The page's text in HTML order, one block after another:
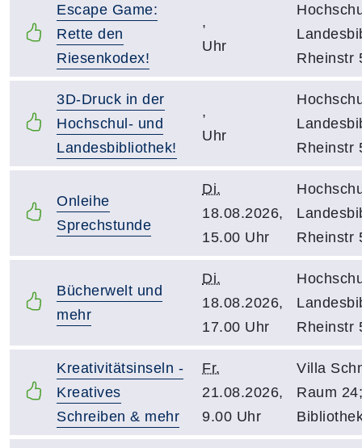
Escape Game:
Rette den
Riesenkodex!
,
Uhr
Rheinstr
3D-Druck in der
Hochschul- und
Landesbibliothek!
,
Uhr
Rheinstr
Onleihe
Sprechstunde
Di.
18.08.2026,
15.00 Uhr
Rheinstr
Bücherwelt und
mehr
Di.
18.08.2026,
17.00 Uhr
Rheinstr
Kreativitätsinseln -
Kreatives
Schreiben & mehr
Fr.
21.08.2026,
9.00 Uhr
Villa
Raum 24;